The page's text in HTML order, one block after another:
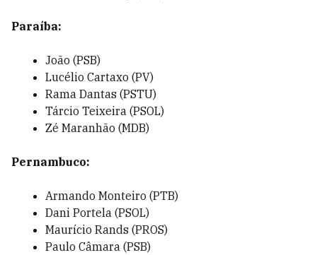
Paraíba:
João (PSB)
Lucélio Cartaxo (PV)
Rama Dantas (PSTU)
Tárcio Teixeira (PSOL)
Zé Maranhão (MDB)
Pernambuco:
Armando Monteiro (PTB)
Dani Portela (PSOL)
Maurício Rands (PROS)
Paulo Câmara (PSB)